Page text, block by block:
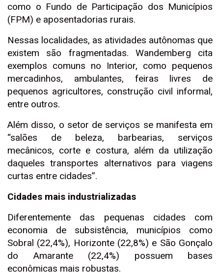
como o Fundo de Participação dos Municípios
(FPM) e aposentadorias rurais.
Nessas localidades, as atividades autônomas que
existem são fragmentadas. Wandemberg cita
exemplos comuns no Interior, como pequenos
mercadinhos, ambulantes, feiras livres de
pequenos agricultores, construção civil informal,
entre outros.
Além disso, o setor de serviços se manifesta em
“salões de beleza, barbearias, serviços
mecânicos, corte e costura, além da utilização
daqueles transportes alternativos para viagens
curtas entre cidades”.
Cidades mais industrializadas
Diferentemente das pequenas cidades com
economia de subsistência, municípios como
Sobral (22,4%), Horizonte (22,8%) e São Gonçalo
do Amarante (22,4%) possuem bases
econômicas mais robustas.